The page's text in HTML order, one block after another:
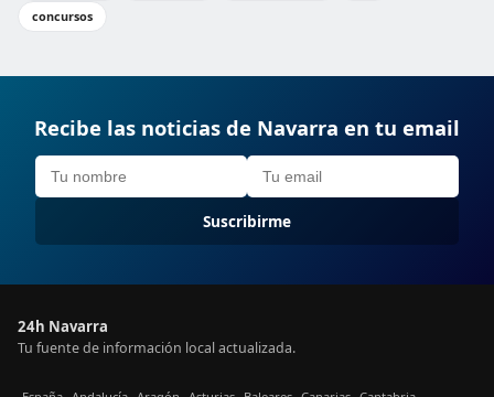
concursos
Recibe las noticias de Navarra en tu email
Suscribirme
24h Navarra
Tu fuente de información local actualizada.